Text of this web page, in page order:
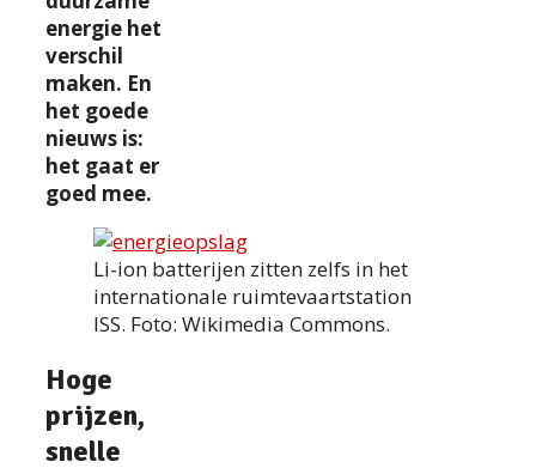
energie het
verschil
maken. En
het goede
nieuws is:
het gaat er
goed mee.
Li-ion batterijen zitten zelfs in het
internationale ruimtevaartstation
ISS. Foto: Wikimedia Commons.
Hoge
prijzen,
snelle